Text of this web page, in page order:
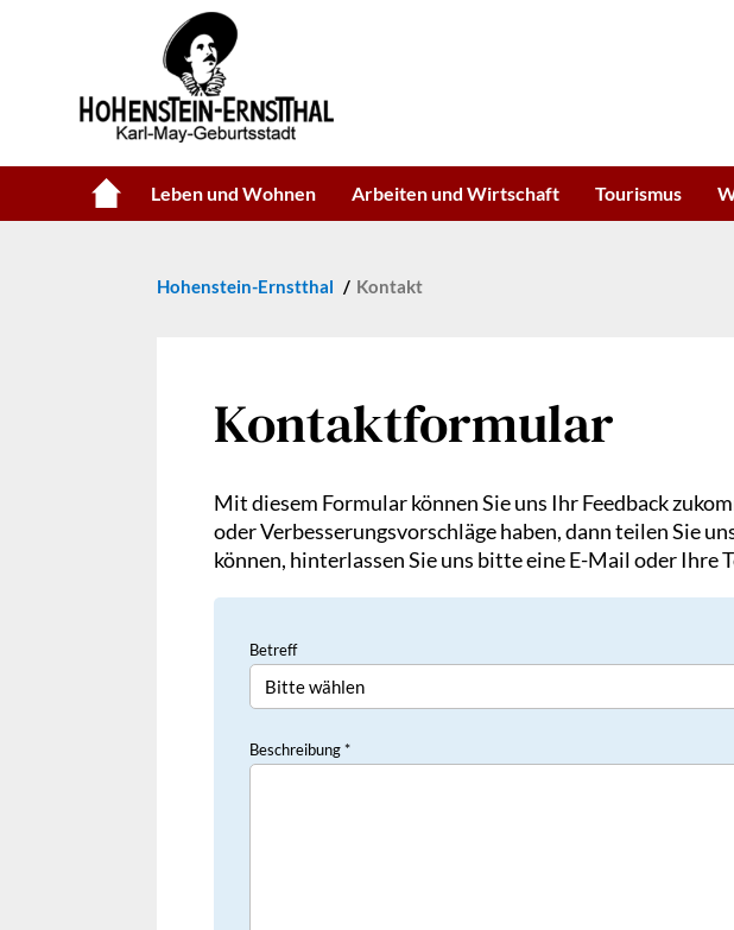
Leben und Wohnen Arbeiten und Wirtschaft Tourismus
Hohenstein-Ernstthal Kontakt
Kontaktformular
Mit diesem Formular können Sie uns Ihr Feedback
oder Verbesserungsvorschläge haben, dann teilen Sie
können, hinterlassen Sie uns bitte eine E-Mail oder Ihre
Betreff
Beschreibung *